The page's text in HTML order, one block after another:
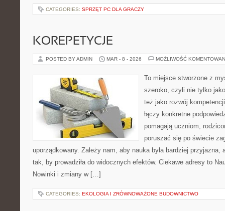
CATEGORIES: SPRZĘT PC DLA GRACZY
KOREPETYCJE
POSTED BY ADMIN MAR - 8 - 2026 MOŻLIWOŚĆ
To miejsce stworzone z
szeroko, czyli nie tylko
też jako rozwój
łączy konkretne
pomagają uczniom,
poruszać się po świecie
uporządkowany. Zależy nam, aby nauka była bardziej przyjazna,
tak, by prowadziła do widocznych efektów. Ciekawe adresy to
Nowinki i zmiany w […]
CATEGORIES: EKOLOGIA I ZRÓWNOWAŻONE BUDOWNICTWO